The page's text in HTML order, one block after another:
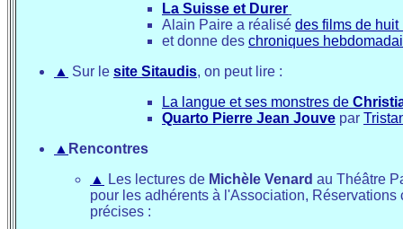
La Suisse et Durer
Alain Paire a réalisé des films de huit
et donne des chroniques
▲ Sur le site Sitaudis, on peut lire :
La langue et ses monstres de
Quarto Pierre Jean Jouve par
▲ Rencontres
▲
Les lectures de Michèle Venard au Théâtre
pour les adhérents à l'Association,
précises :